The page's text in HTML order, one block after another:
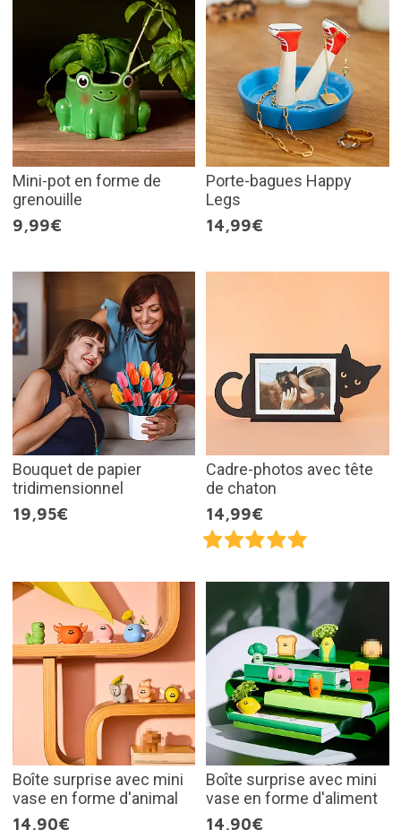
Mini-pot en forme de
grenouille
9,99€
Porte-bagues Happy
Legs
14,99€
Bouquet de papier
tridimensionnel
19,95€
Cadre-photos avec tête
de chaton
14,99€
Boîte surprise avec mini
vase en forme d'animal
14,90€
Boîte surprise avec mini
vase en forme d'aliment
14,90€